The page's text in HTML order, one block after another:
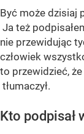
Być może dzisiaj
Ja też
nie przewidując
człowiek
to przewidzieć,
tłumaczył.
Kto podpisał